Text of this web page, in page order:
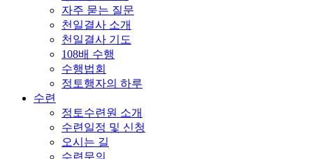
자주 묻는 질문
천일결사 소개
천일결사 기도
108배 수행
수행법회
정토행자의 하루
수련
정토수련원 소개
수련일정 및 신청
오시는 길
수련문의